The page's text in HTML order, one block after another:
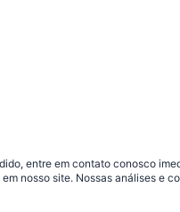
entre em contato conosco
nosso site. Nossas análises e